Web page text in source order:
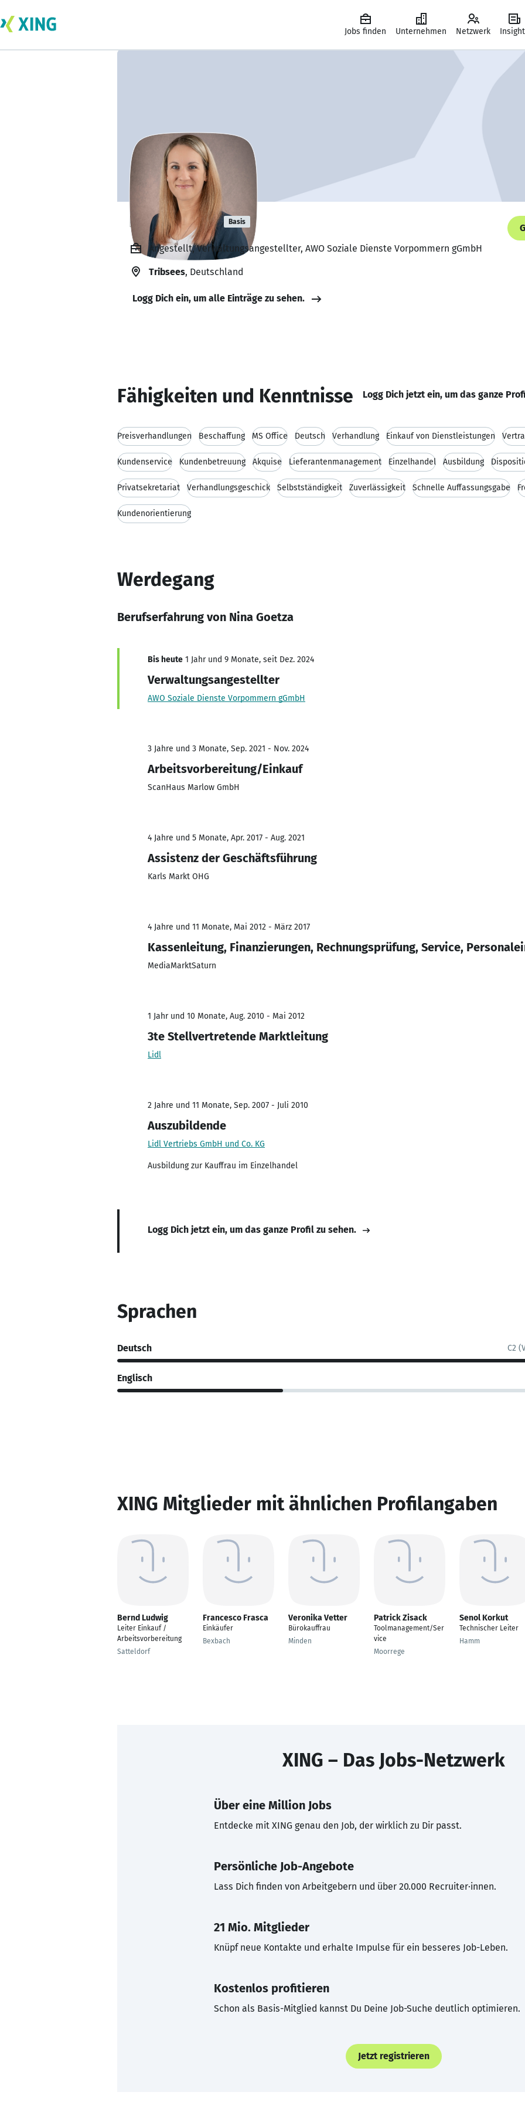
Jobs finden Unternehmen Netzwerk
Nina Goetza Basis
Angestellt, Verwaltungsangestellter, AWO Soziale Dienste Vorpommern gGmbH
Tribsees, Deutschland
Logg Dich ein, um alle Einträge zu sehen.
Fähigkeiten und Kenntnisse Logg Dich jetzt ein, um das ganze
Preisverhandlungen Beschaffung MS Office Deutsch Verhandlung Einkauf von Dienstleistungen
Kundenservice Kundenbetreuung Akquise Lieferantenmanagement Einzelhandel Ausbildung
Privatsekretariat Verhandlungsgeschick Selbstständigkeit Zuverlässigkeit Schnelle Auffassungsgabe
Kundenorientierung
Werdegang
Berufserfahrung von Nina Goetza
Bis heute 1 Jahr und 9 Monate, seit Dez. 2024
Verwaltungsangestellter
AWO Soziale Dienste Vorpommern gGmbH
3 Jahre und 3 Monate, Sep. 2021 - Nov. 2024
Arbeitsvorbereitung/Einkauf
ScanHaus Marlow GmbH
4 Jahre und 5 Monate, Apr. 2017 - Aug. 2021
Assistenz der Geschäftsführung
Karls Markt OHG
4 Jahre und 11 Monate, Mai 2012 - März 2017
Kassenleitung, Finanzierungen, Rechnungsprüfung, Service,
MediaMarktSaturn
1 Jahr und 10 Monate, Aug. 2010 - Mai 2012
3te Stellvertretende Marktleitung
Lidl
2 Jahre und 11 Monate, Sep. 2007 - Juli 2010
Auszubildende
Lidl Vertriebs GmbH und Co. KG
Ausbildung zur Kauffrau im Einzelhandel
Logg Dich jetzt ein, um das ganze Profil zu sehen.
Sprachen
Deutsch C2
Englisch
XING Mitglieder mit ähnlichen Profilangaben
Bernd Ludwig
Leiter Einkauf /
Arbeitsvorbereitung
Satteldorf
Francesco Frasca
Einkäufer
Bexbach
Veronika Vetter
Bürokauffrau
Minden
Patrick Zisack
Toolmanagement/Ser
vice
Moorrege
Senol Korkut
Technischer Leiter
Hamm
XING – Das Jobs-Netzwerk
Über eine Million Jobs
Entdecke mit XING genau den Job, der wirklich zu Dir passt.
Persönliche Job-Angebote
Lass Dich finden von Arbeitgebern und über 20.000 Recruiter·innen.
21 Mio. Mitglieder
Knüpf neue Kontakte und erhalte Impulse für ein besseres Job-Leben.
Kostenlos profitieren
Schon als Basis-Mitglied kannst Du Deine Job-Suche deutlich optimieren.
Jetzt registrieren